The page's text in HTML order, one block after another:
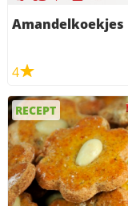
Amandelkoekjes
4
RECEPT